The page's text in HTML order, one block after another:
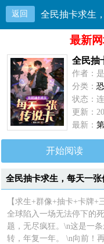
返回
最新
全民抽
作者：
分类：
状态：
更新：
最新：
开始阅读
全民抽卡求生，每天一
【求生+群像+抽卡+卡牌+
全球陷入一场无法停下的
题，无尽疯狂。\n这是一
转，年复一年。 \n向前！